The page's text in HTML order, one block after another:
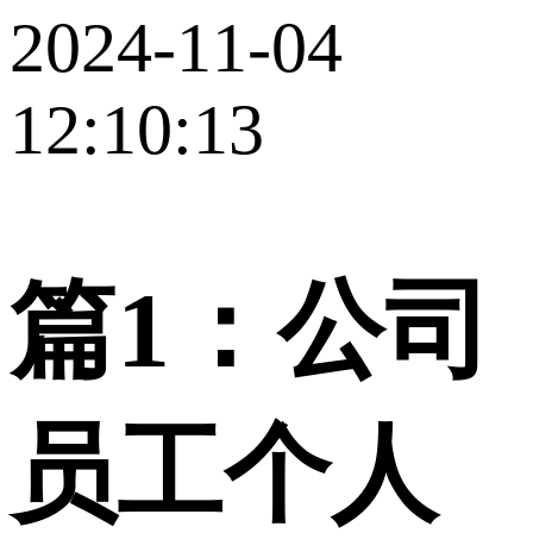
2024-11-04
12:10:13
篇1：公司
员工个人